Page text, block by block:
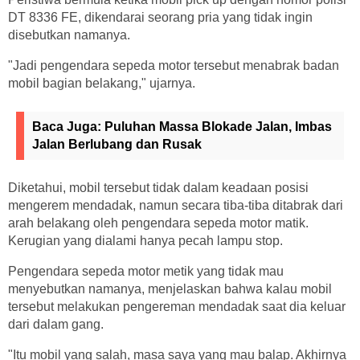
DT 8336 FE, dikendarai seorang pria yang tidak ingin
disebutkan namanya.
"Jadi pengendara sepeda motor tersebut menabrak badan
mobil bagian belakang," ujarnya.
Baca Juga: Puluhan Massa Blokade Jalan, Imbas
Jalan Berlubang dan Rusak
Diketahui, mobil tersebut tidak dalam keadaan posisi
mengerem mendadak, namun secara tiba-tiba ditabrak dari
arah belakang oleh pengendara sepeda motor matik.
Kerugian yang dialami hanya pecah lampu stop.
Pengendara sepeda motor metik yang tidak mau
menyebutkan namanya, menjelaskan bahwa kalau mobil
tersebut melakukan pengereman mendadak saat dia keluar
dari dalam gang.
"Itu mobil yang salah, masa saya yang mau balap. Akhirnya